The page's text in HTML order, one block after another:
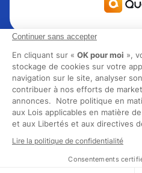
Continuer sans accepter
En cliquant sur « OK pour moi »,
stockage de cookies sur votre
navigation sur le site, analyser
contribuer à nos efforts de
annonces. Notre politique en
aux Lois applicables en matière
et aux Libertés et aux directives
Lire la politique de confidentialité
Consentements
Quable est la solution de
PIM pour les marques et
Groupe Rocher, Mitsubishi
North Sails, Liberated Brands,
grandes marques à travers 85
pour faire décoller leur
2013, Quable compte 40
40 millions de produits gérés
alimentaire et industrie.